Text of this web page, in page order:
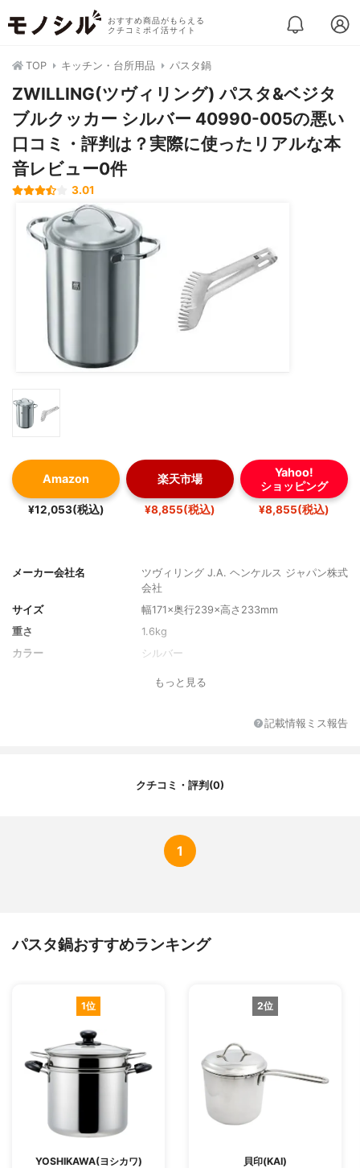
おすすめ商品がもらえる
クチコミポイ活サイト
TOP キッチン・台所用品 パスタ鍋
ZWILLING(ツヴィリング) パスタ&ベジタ
ブルクッカー シルバー 40990-005の悪い
口コミ・評判は？実際に使ったリアルな本
音レビュー0件
3.01
Amazon
¥12,053(税込)
楽天市場
¥8,855(税込)
Yahoo!
ショッピング
¥8,855(税込)
メーカー会社名
ツヴィリング J.A. ヘンケルス ジャパン株式
会社
サイズ
幅171×奥行239×高さ233mm
重さ
1.6kg
カラー
シルバー
もっと見る
記載情報ミス報告
クチコミ・評判(0)
1
パスタ鍋おすすめランキング
1位
YOSHIKAWA(ヨシカワ)
2位
貝印(KAI)